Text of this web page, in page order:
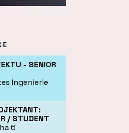
- SENIOR
Ingenierie
/ STUDENT
6